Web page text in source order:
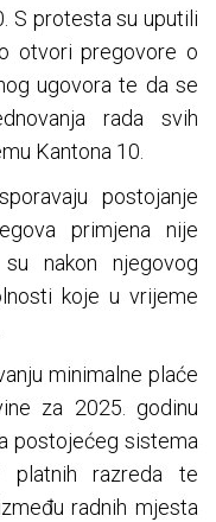
S protesta su uputili
otvori pregovore o
ugovora te da se
rada svih
Kantona 10.
postojanje
primjena nije
nakon njegovog
koje u vrijeme
minimalne plaće
za 2025. godinu
postojećeg sistema
platnih razreda te
radnih mjesta